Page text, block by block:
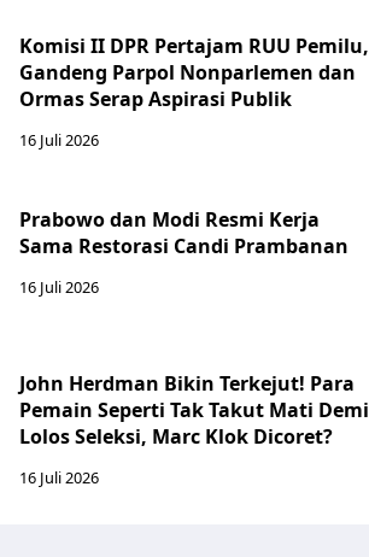
Komisi II DPR Pertajam RUU Pemilu,
Gandeng Parpol Nonparlemen dan
Ormas Serap Aspirasi Publik
16 Juli 2026
Prabowo dan Modi Resmi Kerja
Sama Restorasi Candi Prambanan
16 Juli 2026
John Herdman Bikin Terkejut! Para
Pemain Seperti Tak Takut Mati Demi
Lolos Seleksi, Marc Klok Dicoret?
16 Juli 2026